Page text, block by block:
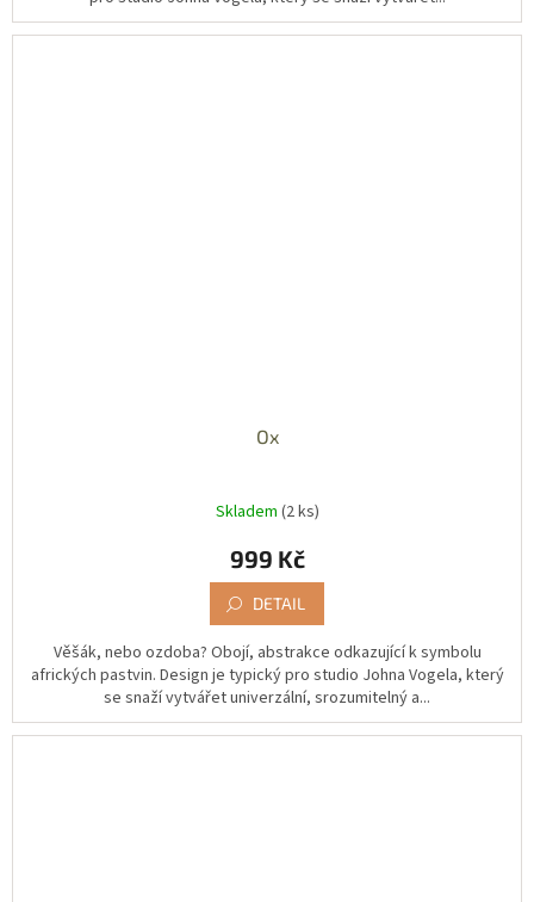
Ox
Skladem (2 ks)
999 Kč
DETAIL
Věšák, nebo ozdoba? Obojí, abstrakce odkazující k symbolu
afrických pastvin. Design je typický pro studio Johna Vogela, který
se snaží vytvářet univerzální, srozumitelný a...